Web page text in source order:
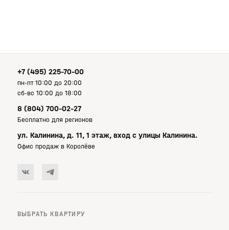
+7 (495) 225-70-00
пн-пт 10:00 до 20:00
сб-вс 10:00 до 18:00
8 (804) 700-02-27
Бесплатно для регионов
ул. Калинина, д. 11, 1 этаж, вход с улицы Калинина.
Офис продаж в Королёве
ВЫБРАТЬ КВАРТИРУ